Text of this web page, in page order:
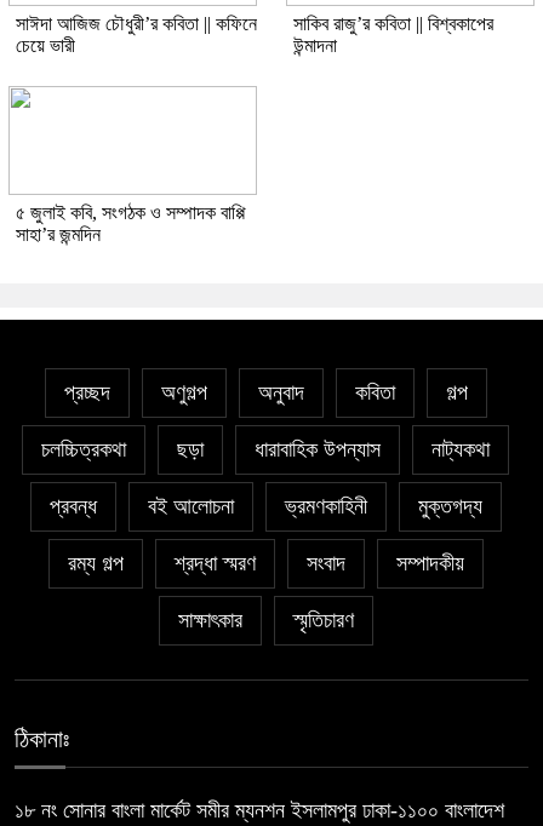
সাঈদা আজিজ চৌধুরী’র কবিতা || কফিনে
চেয়ে ভারী
সাকিব রাজু’র কবিতা || বিশ্বকাপের
উন্মাদনা
৫ জুলাই কবি, সংগঠক ও সম্পাদক বাপ্পি
সাহা’র জন্মদিন
প্রচ্ছদ অণুগল্প অনুবাদ কবিতা গল্প
চলচ্চিত্রকথা ছড়া ধারাবাহিক উপন্যাস নাট্যকথা
প্রবন্ধ বই আলোচনা ভ্রমণকাহিনী মুক্তগদ্য
রম্য গল্প শ্রদ্ধা স্মরণ সংবাদ সম্পাদকীয়
সাক্ষাৎকার স্মৃতিচারণ
ঠিকানাঃ
১৮ নং সোনার বাংলা মার্কেট সমীর ম্যনশন ইসলামপুর ঢাকা-১১০০ বাংলাদেশ